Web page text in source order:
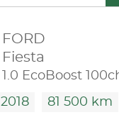
FORD
Fiesta
2018 81 500 km